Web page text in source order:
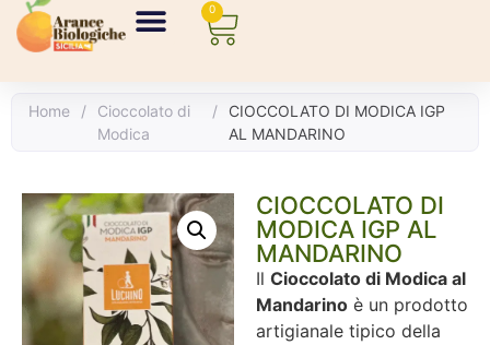
0
Home /
Cioccolato di
Modica
/
CIOCCOLATO DI MODICA IGP
AL MANDARINO
CIOCCOLATO DI
MODICA IGP AL
MANDARINO
Il Cioccolato di Modica al
Mandarino è un prodotto
artigianale tipico della